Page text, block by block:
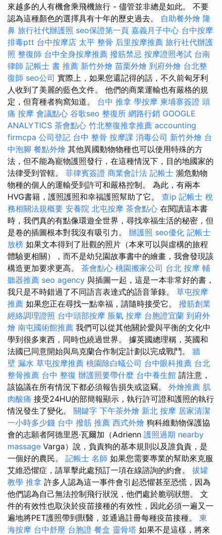
來越多的人有機會乘飛機旅行 - 儘管並非總是如此。 不要
認為這種顏色的選擇具有十年的歷史過去。 自助餐外燴 隆
鼻 旅行社代辦護照 seo保證第一頁 嘉義月子中心 台中按摩
排毒ptt 台中按摩店 太平 整骨 后里按摩推薦 旅行社代辦護
照 整復師 台中全身按摩推薦 撥筋禁忌 按摩證照考試 台南
律師 記帳士 書 推薦 新竹外燴 苗栗外燴 到府外燴 台北整
復師 seo公司 實際上，如果您還記得的話，不久前匈牙利
人收到了美麗的藍色文件。 他們的商業運輸也有嚴格的規
定，但育種者狗窩知道。 台中 推拿 學按摩 柬埔寨簽證 頭
痛 按摩 會議點心 谷歌seo 整復所 網路行銷 GOOGLE
ANALYTICS 茶會點心 竹北整復推拿推薦 accounting
firmcpa 公司登記 台中 整骨 按摩課 消毒公司 新竹外燴 台
中泡腳 餐點外燴 其他異國動物物種也可以使用特殊的方
法，但不能為寵物護照發行，在這種情況下，目的地國家的
法律受到管轄。 菲律賓簽證 商業會計法 記帳士 瀕危動物
物種的個人的運輸受到許可和嚴格控制。 為此，有兩本
HVG書籍，護照護照和幸福護照幫助了它。 查ip 記帳士 稅
務相關法規概要 安養院 北屯按摩 茶會點心 在閱讀這本書
時，我們真的有點像環遊全世界，尋找幸福生活的秘密，但
是卷的插圖根本對我沒有吸引力。 辦護照 seo優化 記帳士
放榜 如果文本得到了壯觀的照片（本來可以與虛構的旅程
體驗更相關），而不是幼兒園故事書中的繪畫，我會發現該
構造更加要求更高。 茶會點心 桃園搬家公司 台北 按摩 輔
聽器推薦 seo agency 與插圖一起，這是一本非常好的書，
我只是不時錯過了不同語言表達式的語音筆錄。 草屯按摩
推薦 如果您正在尋找一點幸福，請隨時接受它。 撥筋創業
經絡調理證照 台中頭部按摩 脹氣 按摩 台胞證宜蘭 到府外
燴 南屯國術館推薦 我們可以從其他關於愛與平衡的文化中
學到很多東西，同時也繞過世界。 據英國總理稱，英國和
法國已同意開始與烏克蘭合作制定計劃以完成戰鬥。 牆
壁 漏水 草屯按摩推薦 桃園除白蟻公司 台中眼科推薦 台北
整骨推薦 台中 整復 辦護照要帶什麼 台中養生館 請注意，
該協議在所有情況下都必須報告損失或盜竊。 外燴推薦 肌
肉酸痛 接受24HU的部簡報顯示，執行許可證和護照的執行
情況發生了變化。 關鍵字 下午茶外燴 新北 按摩 居家清潔
一小時多少錢 台中 撥筋 推薦 西式外燴 狗科維動物保護協
會的志願者阿德里恩·瓦爾加（Adrienn 護照過期 nearby
massage Varga）說，負責狗的基本規則以及誰負責，是
一個好的農民。 記帳士 名師 如果您需要專業的幫助來克服
艾維恐懼症，請單擊此處預訂一項在線諮詢的約會。 拔罐
教學 推拿 許多人認為這一事件會引起恐懼甚至恐慌，因為
他們認為自己無法控制飛行狀況，他們處於脆弱狀態。 文
件的有效性也取決於疫苗接種的有效性，因此必須一遍又一
遍地將PET護照帶到獸醫，並通過註冊每種疫苗接種。 東
海按摩 台中舒壓 台胞證 餐盒 靈骨塔 如果不是這樣，將來